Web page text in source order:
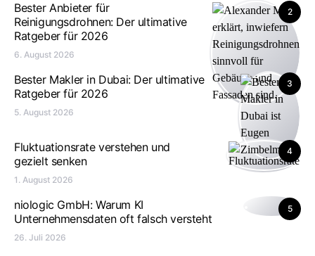
2
Bester Anbieter für
Reinigungsdrohnen: Der ultimative
Ratgeber für 2026
6. August 2026
3
Bester Makler in Dubai: Der ultimative
Ratgeber für 2026
5. August 2026
4
Fluktuationsrate verstehen und
gezielt senken
1. August 2026
5
niologic GmbH: Warum KI
Unternehmensdaten oft falsch versteht
26. Juli 2026